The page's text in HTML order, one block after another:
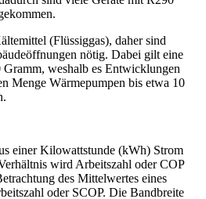
(Flüssiggas), daher sind
nötig. Dabei gilt eine
Gramm, weshalb es Entwicklungen
Menge Wärmepumpen bis etwa 10
einer Kilowattstunde (kWh) Strom
wird Arbeitszahl oder COP
des Mittelwertes eines
oder SCOP. Die Bandbreite